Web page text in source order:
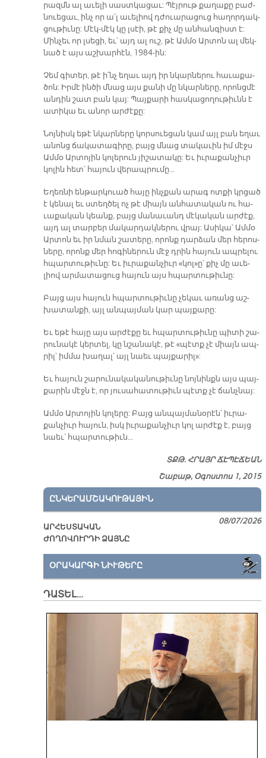
րազմն ալ ա­ւե­լի սաստ­կա­ցաւ: Պէյ­րութ քա­ղա­քը բաժ­
նուե­ցաւ, ինչ որ ա՛լ ա­ւե­լիով դժուա­րա­ցուց հա­ղոր­դակ­
ցու­թիւ­նը: Մէկ-մէկ կը լսէի, թէ քիչ մը ան­հան­գիստ է:
Մին­չեւ որ լսե­ցի, եւ՝ այդ ալ ուշ, թէ Ամ­մօ Ար­տոն ալ մեկ­
նած է այս աշ­խար­հէն, 1984-ին:
Չեմ գի­տեր, թէ ի՛նչ ե­ղաւ այդ իր նկար­նե­րու հա­ւա­քա­
ծո­ն: Իր­մէ ին­ծի մնաց այս քա­նի մը նկար­նե­րը, ո­րոնց­մէ
ան­դին շատ բան կայ: Պայ­քա­րի հաս­կա­ցո­ղու­թիւնն է
ա­տի­կա եւ ա­նոր ար­ժէ­քը:
Նոյ­նիսկ ե­թէ նկար­նե­րը կոր­սուե­ցան կամ այլ բան ե­ղաւ
ա­նոնց ճա­կա­տա­գի­րը, բայց մնաց տա­կա­ւին իմ մէջս
Ամ­մօ Ար­տո­յին կո­լե­րուն յի­շա­տա­կը: Եւ իւ­րա­քան­չիւր
կո­լին հետ՝ հա­յուն վե­րապ­րու­մը…
Եղեռնի են­թար­կուած հա­յը ինչ­քան ա­րագ ոտ­քի կրցած
է կե­նալ եւ ստեղ­ծել ոչ թէ միայն ան­հա­տա­կան ու հա­
ւա­քա­կան կեանք, բայց մա­նա­ւանդ մէ­կա­կան ար­ժէք,
այդ ալ տար­բեր մա­կար­դակ­նե­րու վրայ: Ա­սի­կա՝ Ամ­մօ
Ար­տոն եւ իր նման շա­տե­րը, ո­րոնք դար­ձան մեր հե­րոս­
նե­րը, ո­րոնք մեր հո­գի­նե­րուն մէջ դրին հա­յուն ապ­րե­լու
հպար­տու­թիւ­նը: Եւ իւ­րա­քան­չիւր «կո­լ»ը՝ քիչ մը ա­ւե­
լիով ար­մա­տա­ցուց հա­յուն այս հպար­տու­թիւ­նը:
Բայց այս հա­յուն հպար­տու­թիւ­նը չե­կաւ ա­ռանց աշ­
խա­տան­քի, այլ ան­պայ­ման կար պայ­քա­րը:
Եւ ե­թէ հա­յը այս ար­ժէ­քը եւ հպար­տու­թիւ­նը պի­տի շա­
րու­նա­կէ կեր­տել, կը նշա­նա­կէ, թէ «պէտք չէ միայն ապ­
րիլ՝ իմ­մա խա­ղալ՝ այլ նաեւ պայ­քա­րի­լ»:
Եւ հա­յուն շա­րու­նա­կա­կա­նու­թիւ­նը նոյ­նինքն այս պայ­
քա­րին մէջն է, որ յու­սա­հա­տու­թիւն պէտք չէ ճանչ­նայ:
Ամ­մօ Ար­տո­յին կո­լե­րը: Բայց ան­պայ­մա­նօ­րէն՝ իւ­րա­
քան­չիւր հա­յուն, իսկ իւ­րա­քան­չիւր կոլ ար­ժէք է, բայց
նաեւ՝ հպար­տու­թիւն…
ՏՔԹ. ՀՐԱՅՐ ՃԷ­ՊԷ­ՃԵԱՆ
Շաբաթ, Օգոստոս 1, 2015
ԸՆԿԵՐԱՄՇԱԿՈՒԹԱՅԻՆ
ԱՐՀԵՍՏԱԿԱՆ
ԺՈՂՈՎՈՒՐԴԻ ՁԱՅՆԸ
08/07/2026
ՕՐԱԿԱՐԳԻ ՆԻՒԹԵՐԸ
ԴԱՏԵԼ…